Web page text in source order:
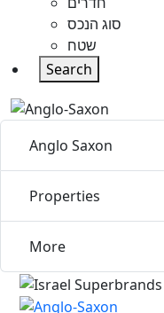
סוג הנכס
שטח
Search
Anglo Saxon
Properties
More